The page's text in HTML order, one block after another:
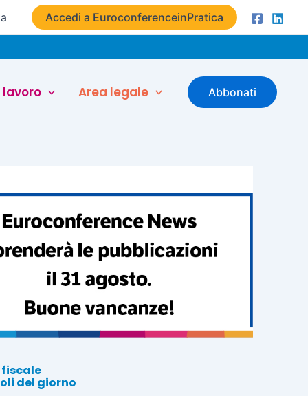
Accedi a EuroconferenceinPratica
lavoro Area legale Abbonati
del giorno